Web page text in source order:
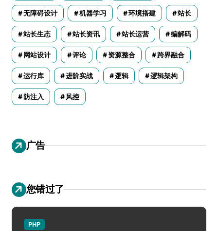
无障碍设计 机器学习 环境搭建 站长
站长生态 站长资讯 站长运营 编解码
网站设计 评论 资源整合 跨界融合
运行库 进阶实战 逻辑 逻辑架构
防注入 风控
广告
您错过了
PHP